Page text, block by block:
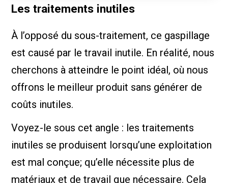
Les traitements inutiles
À l’opposé du sous-traitement, ce gaspillage
est causé par le travail inutile. En réalité, nous
cherchons à atteindre le point idéal, où nous
offrons le meilleur produit sans générer de
coûts inutiles.
Voyez-le sous cet angle : les traitements
inutiles se produisent lorsqu’une exploitation
est mal conçue; qu’elle nécessite plus de
matériaux et de travail que nécessaire. Cela